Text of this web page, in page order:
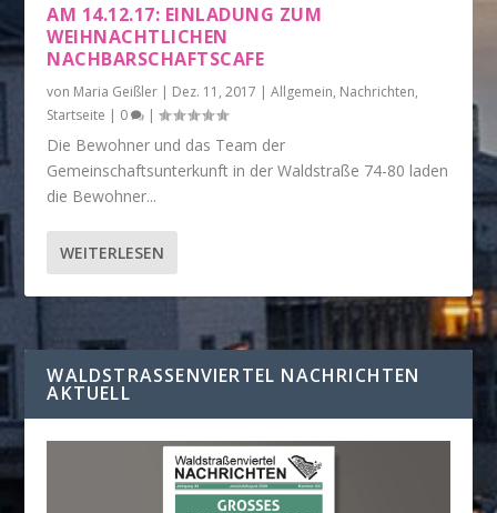
AM 14.12.17: EINLADUNG ZUM
WEIHNACHTLICHEN
NACHBARSCHAFTSCAFE
von Maria Geißler | Dez. 11, 2017 |Allgemein, Nachrichten,
Startseite | 0 |
Die Bewohner und das Team der
Gemeinschaftsunterkunft in der Waldstraße 74-80 laden
die Bewohner...
WEITERLESEN
WALDSTRASSENVIERTEL NACHRICHTEN A
KTUELL